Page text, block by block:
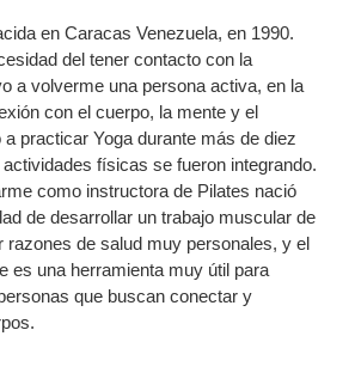
en Caracas Venezuela, en 1990.
del tener contacto con la
a volverme una persona activa, en la
con el cuerpo, la mente y el
a practicar Yoga durante más de diez
físicas se fueron integrando.
como instructora de Pilates nació
de desarrollar un trabajo muscular de
razones de salud muy personales, y el
es una herramienta muy útil para
que buscan conectar y